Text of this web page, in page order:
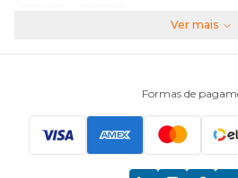
Principais Concursos
Ver mais
Formas de